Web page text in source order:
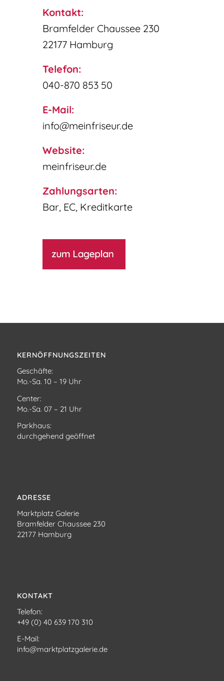
Kontakt:
Bramfelder Chaussee 230
22177 Hamburg
Telefon:
040-870 853 50
E-Mail:
info@meinfriseur.de
Website:
meinfriseur.de
Zahlungsarten:
Bar, EC, Kreditkarte
KERNÖFFNUNGSZEITEN
Geschäfte:
Mo.-Sa. 10 – 19 Uhr
Center:
Mo.-Sa. 07 – 21 Uhr
Parkhaus:
durchgehend geöffnet
ADRESSE
Marktplatz Galerie
Bramfelder Chaussee 230
22177 Hamburg
KONTAKT
Telefon:
+49 (0) 40 639 170 310
E-Mail:
info@marktplatzgalerie.de